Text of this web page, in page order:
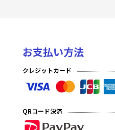
お支払い方法
クレジットカード
QRコード決済